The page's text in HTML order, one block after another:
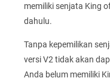
memiliki senjata King
dahulu.
Tanpa kepemilikan
versi V2 tidak akan
Anda belum memiliki